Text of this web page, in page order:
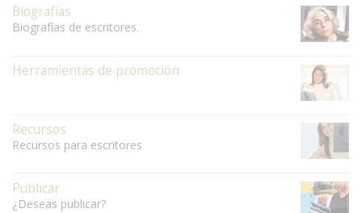
Biografías
Biografías de escritores.
Herramientas de promoción
Recursos
Recursos para escritores
Publicar
¿Deseas publicar?